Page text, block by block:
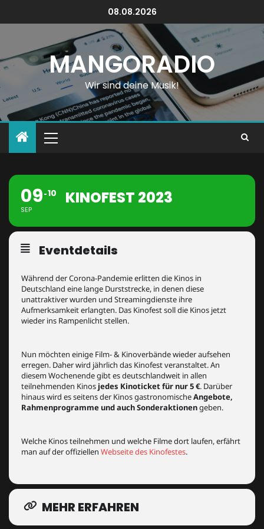
08.08.2026
MANGORADIO
Wir sind deine Musik!
09
SEP
10 KINOFEST 2023
Eventdetails
Während der Corona-Pandemie erlitten die Kinos in
Deutschland eine lange Durststrecke, in denen diese
unattraktiver wurden und Streamingdienste ihre
Aufmerksamkeit erlangten. Das Kinofest soll die Kinos jetzt
wieder ins Rampenlicht stellen.
Nun möchten einige Film- & Kinoverbände wieder aufsehen
erregen. Daher wird jährlich das Kinofest veranstaltet. An
diesem Wochenende gibt es deutschlandweit in allen
teilnehmenden Kinos jedes Kinoticket für nur 5 €. Darüber
hinaus wird es seitens der Kinos gastronomischeAngebote,
Rahmenprogramme und auch Sonderaktionengeben.
Welche Kinos teilnehmen und welche Filme dort laufen, erfährt
man auf der offiziellen Webseite des Kinofestes.
MEHR ERFAHREN